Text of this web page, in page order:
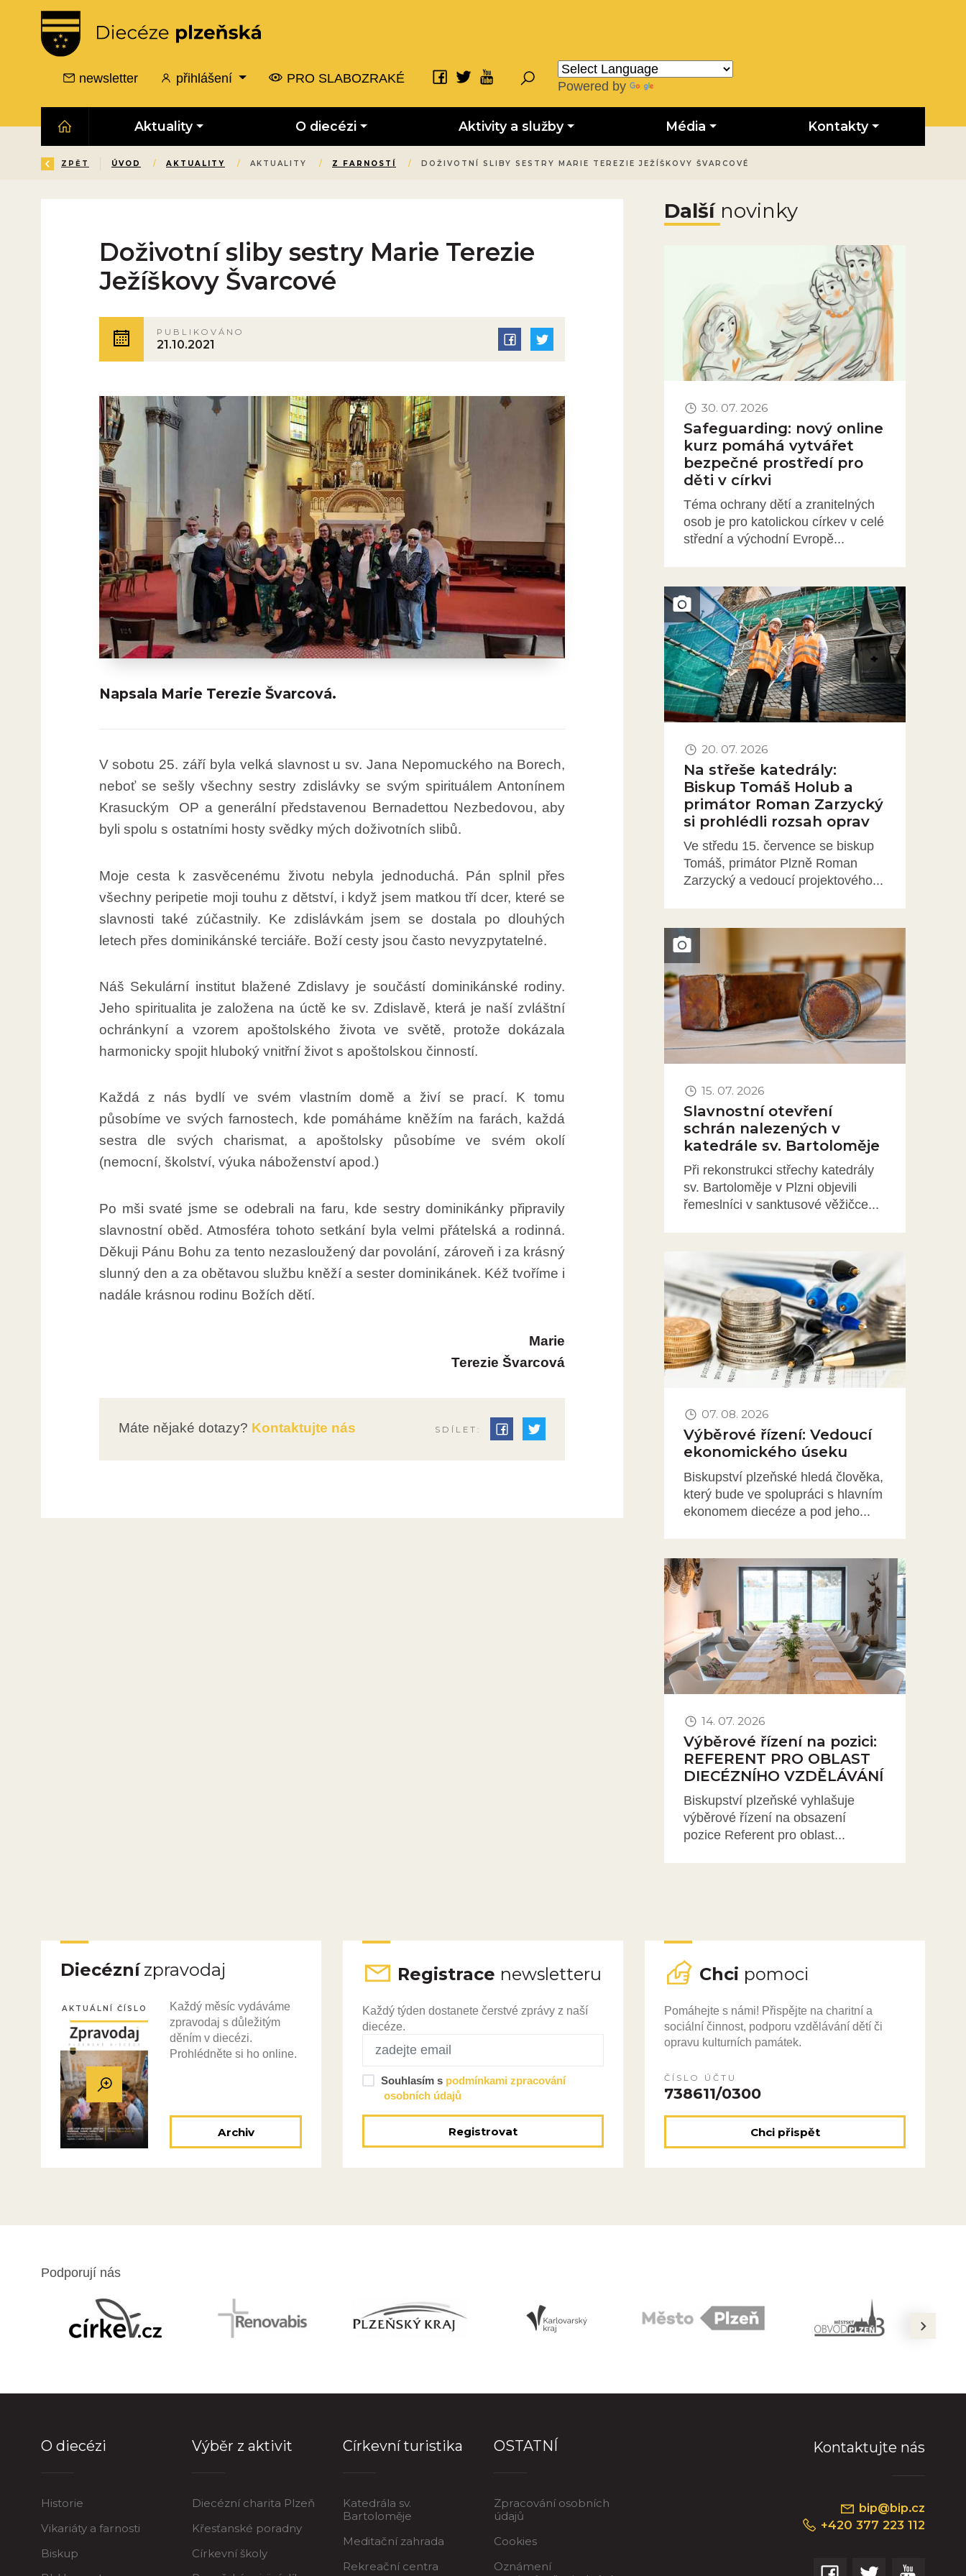
newsletter přihlášení PRO SLABOZRAKÉ
Powered by
Aktuality O diecézi Aktivity a služby Média Kontakty
ZPĚT ÚVOD / AKTUALITY / AKTUALITY / Z FARNOSTÍ / DOŽIVOTNÍ SLIBY SESTRY MARIE TEREZIE JEŽÍŠKOVY ŠVARCOVÉ
Doživotní sliby sestry Marie Terezie
Ježíškovy Švarcové
PUBLIKOVÁNO
21.10.2021
Napsala Marie Terezie Švarcová.
V sobotu 25. září byla velká slavnost u sv. Jana Nepomuckého na Borech,
neboť se sešly všechny sestry zdislávky se svým spirituálem Antonínem
Krasuckým OP a generální představenou Bernadettou Nezbedovou, aby
byli spolu s ostatními hosty svědky mých doživotních slibů.
Moje cesta k zasvěcenému životu nebyla jednoduchá. Pán splnil přes
všechny peripetie moji touhu z dětství, i když jsem matkou tří dcer, které se
slavnosti také zúčastnily. Ke zdislávkám jsem se dostala po dlouhých
letech přes dominikánské terciáře. Boží cesty jsou často nevyzpytatelné.
Náš Sekulární institut blažené Zdislavy je součástí dominikánské rodiny.
Jeho spiritualita je založena na úctě ke sv. Zdislavě, která je naší zvláštní
ochránkyní a vzorem apoštolského života ve světě, protože dokázala
harmonicky spojit hluboký vnitřní život s apoštolskou činností.
Každá z nás bydlí ve svém vlastním domě a živí se prací. K tomu
působíme ve svých farnostech, kde pomáháme kněžím na farách, každá
sestra dle svých charismat, a apoštolsky působíme ve svém okolí
(nemocní, školství, výuka náboženství apod.)
Po mši svaté jsme se odebrali na faru, kde sestry dominikánky připravily
slavnostní oběd. Atmosféra tohoto setkání byla velmi přátelská a rodinná.
Děkuji Pánu Bohu za tento nezasloužený dar povolání, zároveň i za krásný
slunný den a za obětavou službu kněží a sester dominikánek. Kéž tvoříme i
nadále krásnou rodinu Božích dětí.
Marie
Terezie Švarcová
Máte nějaké dotazy? Kontaktujte nás SDÍLET:
Další novinky
30. 07. 2026
Safeguarding: nový online
kurz pomáhá vytvářet
bezpečné prostředí pro
děti v církvi
Téma ochrany dětí a zranitelných
osob je pro katolickou církev v celé
střední a východní Evropě...
Obrázek novinky
20. 07. 2026
Na střeše katedrály:
Biskup Tomáš Holub a
primátor Roman Zarzycký
si prohlédli rozsah oprav
Ve středu 15. července se biskup
Tomáš, primátor Plzně Roman
Zarzycký a vedoucí projektového...
Obrázek novinky
15. 07. 2026
Slavnostní otevření
schrán nalezených v
katedrále sv. Bartoloměje
Při rekonstrukci střechy katedrály
sv. Bartoloměje v Plzni objevili
řemeslníci v sanktusové věžičce...
Obrázek novinky
07. 08. 2026
Výběrové řízení: Vedoucí
ekonomického úseku
Biskupství plzeňské hledá člověka,
který bude ve spolupráci s hlavním
ekonomem diecéze a pod jeho...
Obrázek novinky
14. 07. 2026
Výběrové řízení na pozici:
REFERENT PRO OBLAST
DIECÉZNÍHO VZDĚLÁVÁNÍ
Biskupství plzeňské vyhlašuje
výběrové řízení na obsazení
pozice Referent pro oblast...
Diecéznízpravodaj
AKTUÁLNÍ ČÍSLO
Každý měsíc vydáváme
zpravodaj s důležitým
děním v diecézi.
Prohlédněte si ho online.
Archiv
Registrace newsletteru
Každý týden dostanete čerstvé zprávy z naší
diecéze.
Souhlasím s podmínkami zpracování
osobních údajů
Registrovat
Chci pomoci
Pomáhejte s námi! Přispějte na charitní a
sociální činnost, podporu vzdělávání dětí či
opravu kulturních památek.
ČÍSLO ÚČTU
738611/0300
Chci přispět
Podporují nás
next
O diecézi
Historie
Vikariáty a farnosti
Biskup
Výběr z aktivit
Diecézní charita Plzeň
Křesťanské poradny
Církevní školy
Církevní turistika
Katedrála sv.
Bartoloměje
Meditační zahrada
Rekreační centra
OSTATNÍ
Zpracování osobních
údajů
Cookies
Oznámení
Kontaktujte nás
bip@bip.cz
+420 377 223 112